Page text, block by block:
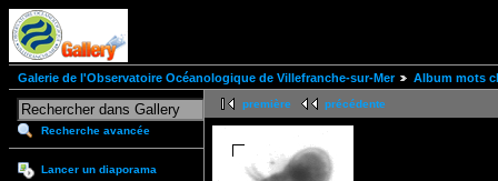
Galerie de l'Observatoire Océanologique de Villefranche-sur-Mer Album mots
Recherche avancée
Lancer un diaporama
première précédente